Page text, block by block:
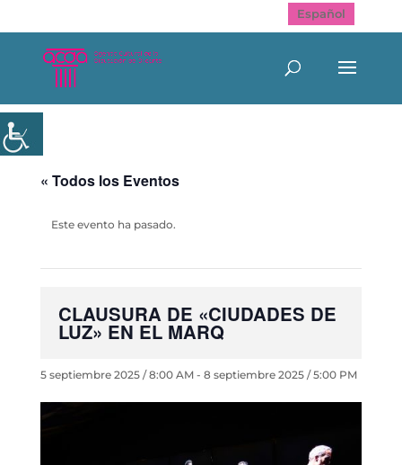
Español
« Todos los Eventos
Este evento ha pasado.
CLAUSURA DE «CIUDADES DE
LUZ» EN EL MARQ
5 septiembre 2025 / 8:00 AM- 8 septiembre 2025 / 5:00 PM